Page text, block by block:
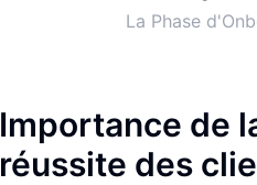
La Phase
Importance de
réussite des